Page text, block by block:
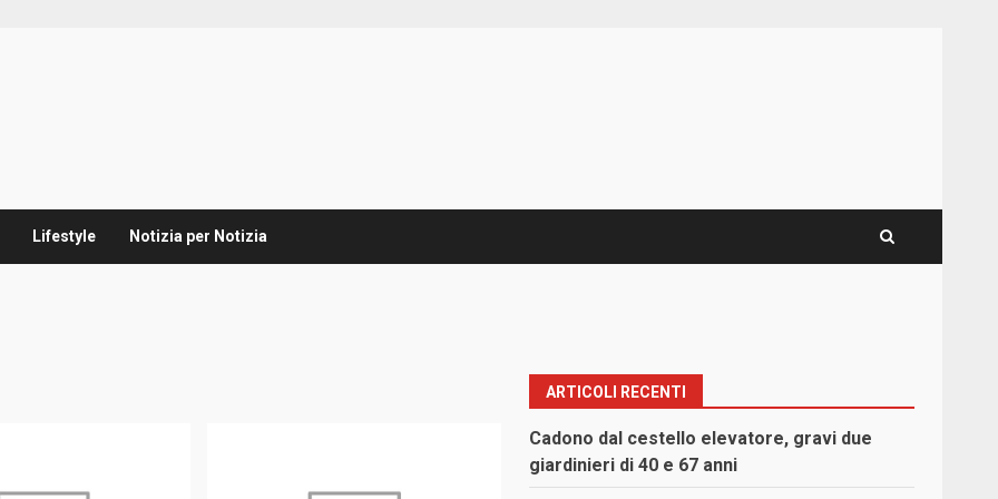
Lifestyle Notizia per Notizia
ARTICOLI RECENTI
Cadono dal cestello elevatore, gravi due
giardinieri di 40 e 67 anni